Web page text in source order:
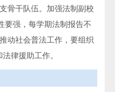
骨干队伍。加强法制副校
要强，每学期法制报告不
动社会普法工作，要组织
律援助工作。